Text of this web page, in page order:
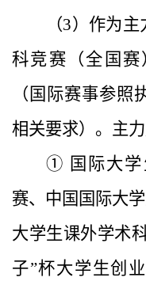
（3）作为
科竞赛（全国
（国际赛事参
相关要求）。主力
① 国际大学
赛、中国国际大
大学生课外学术
子”杯大学生创